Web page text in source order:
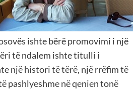
ishte bërë promovimi i një
të ndalem ishte titulli i
një histori të tërë, një rrëfim të
pashlyeshme në qenien tonë